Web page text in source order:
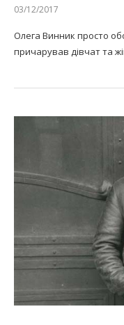
03/12/2017
Олега Винник просто
причарував дівчат та